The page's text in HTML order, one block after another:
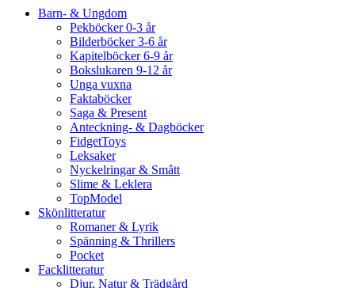
Barn- & Ungdom
Pekböcker 0-3 år
Bilderböcker 3-6 år
Kapitelböcker 6-9 år
Bokslukaren 9-12 år
Unga vuxna
Faktaböcker
Saga & Present
Anteckning- & Dagböcker
FidgetToys
Leksaker
Nyckelringar & Smått
Slime & Leklera
TopModel
Skönlitteratur
Romaner & Lyrik
Spänning & Thrillers
Pocket
Facklitteratur
Djur, Natur & Trädgård